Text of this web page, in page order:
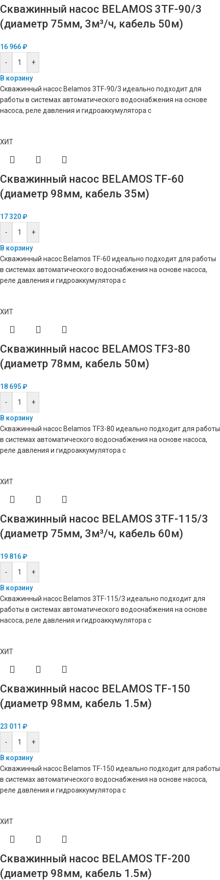
Скважинный насос BELAMOS 3TF-90/3
(диаметр 75мм, 3м³/ч, кабель 50м)
16 966₽
-
+
В корзину
Скважинный насос Belamos 3TF-90/3 идеально подходит для
работы в системах автоматического водоснабжения на основе
насоса, реле давления и гидроаккумулятора с
ХИТ
Скважинный насос BELAMOS TF-60
(диаметр 98мм, кабель 35м)
17 320₽
-
+
В корзину
Скважинный насос Belamos TF-60 идеально подходит для работы
в системах автоматического водоснабжения на основе насоса,
реле давления и гидроаккумулятора с
ХИТ
Скважинный насос BELAMOS TF3-80
(диаметр 78мм, кабель 50м)
18 695₽
-
+
В корзину
Скважинный насос Belamos TF3-80 идеально подходит для работы
в системах автоматического водоснабжения на основе насоса,
реле давления и гидроаккумулятора с
ХИТ
Скважинный насос BELAMOS 3TF-115/3
(диаметр 75мм, 3м³/ч, кабель 60м)
19 816₽
-
+
В корзину
Скважинный насос Belamos 3TF-115/3 идеально подходит для
работы в системах автоматического водоснабжения на основе
насоса, реле давления и гидроаккумулятора с
ХИТ
Скважинный насос BELAMOS TF-150
(диаметр 98мм, кабель 1.5м)
23 011 ₽
-
+
В корзину
Скважинный насос Belamos TF-150 идеально подходит для работы
в системах автоматического водоснабжения на основе насоса,
реле давления и гидроаккумулятора с
ХИТ
Скважинный насос BELAMOS TF-200
(диаметр 98мм, кабель 1.5м)